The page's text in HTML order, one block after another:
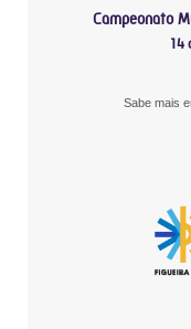
Campeonato
14
Sabe mais